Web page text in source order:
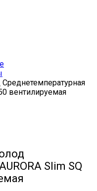
вентилируемая
Slim SQ